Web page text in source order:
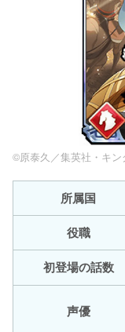
©原泰久／集英社・キ
所属国
役職
初登場の話数
声優